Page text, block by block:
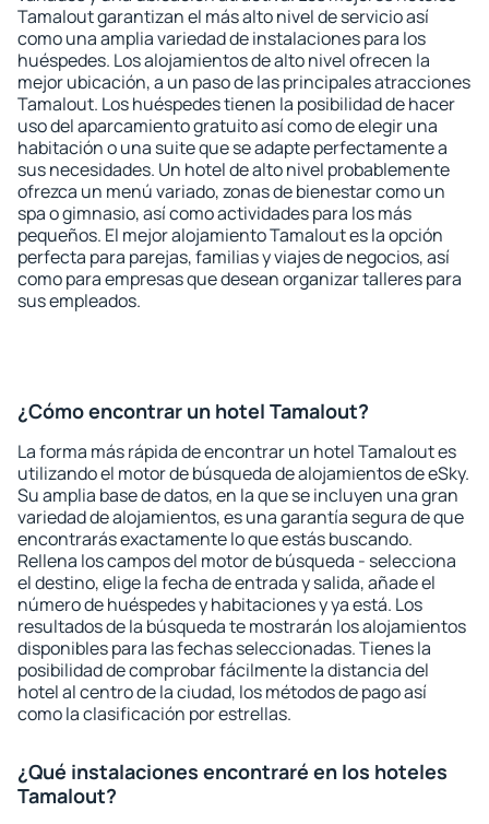
Tamalout garantizan el más alto nivel de servicio así
como una amplia variedad de instalaciones para los
huéspedes. Los alojamientos de alto nivel ofrecen la
mejor ubicación, a un paso de las principales atracciones
Tamalout. Los huéspedes tienen la posibilidad de hacer
uso del aparcamiento gratuito así como de elegir una
habitación o una suite que se adapte perfectamente a
sus necesidades. Un hotel de alto nivel probablemente
ofrezca un menú variado, zonas de bienestar como un
spa o gimnasio, así como actividades para los más
pequeños. El mejor alojamiento Tamalout es la opción
perfecta para parejas, familias y viajes de negocios, así
como para empresas que desean organizar talleres para
sus empleados.
¿Cómo encontrar un hotel Tamalout?
La forma más rápida de encontrar un hotel Tamalout es
utilizando el motor de búsqueda de alojamientos de eSky.
Su amplia base de datos, en la que se incluyen una gran
variedad de alojamientos, es una garantía segura de que
encontrarás exactamente lo que estás buscando.
Rellena los campos del motor de búsqueda - selecciona
el destino, elige la fecha de entrada y salida, añade el
número de huéspedes y habitaciones y ya está. Los
resultados de la búsqueda te mostrarán los alojamientos
disponibles para las fechas seleccionadas. Tienes la
posibilidad de comprobar fácilmente la distancia del
hotel al centro de la ciudad, los métodos de pago así
como la clasificación por estrellas.
¿Qué instalaciones encontraré en los hoteles
Tamalout?